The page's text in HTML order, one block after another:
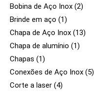
Bobina de Aço Inox (2)
Brinde em aço (1)
Chapa de Aço Inox (13)
Chapa de alumínio (1)
Chapas (1)
Conexões de Aço Inox (5)
Corte a laser (4)